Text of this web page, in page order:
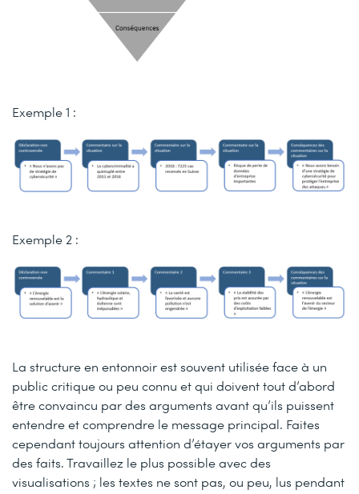
Exemple 1 :
Exemple 2 :
La structure en entonnoir est souvent utilisée face à un
public critique ou peu connu et qui doivent tout d’abord
être convaincu par des arguments avant qu’ils puissent
entendre et comprendre le message principal. Faites
cependant toujours attention d’étayer vos arguments par
des faits. Travaillez le plus possible avec des
visualisations ; les textes ne sont pas, ou peu, lus pendant